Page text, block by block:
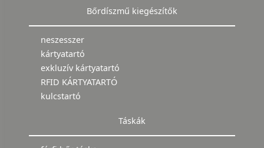
Bőrdíszmű kiegészítők
neszesszer
kártyatartó
exkluzív kártyatartó
RFID KÁRTYATARTÓ
kulcstartó
Táskák